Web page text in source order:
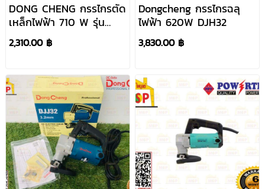
DONG CHENG กรรไกรตัด
เหล็กไฟฟ้า 710 W รุ่น
DJJ32
2,310.00 ฿
Dongcheng กรรไกรฉลุ
ไฟฟ้า 620W DJH32
3,830.00 ฿